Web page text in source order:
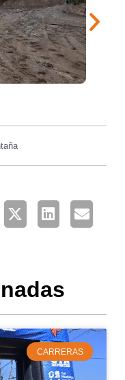
CARRERAS